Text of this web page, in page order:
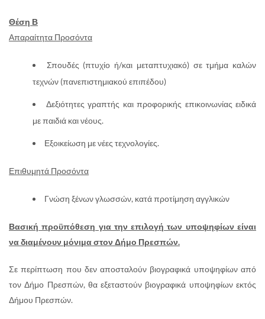
Θέση Β
Απαραίτητα Προσόντα
Σπουδές (πτυχίο ή/και μεταπτυχιακό) σε τμήμα καλών
τεχνών (πανεπιστημιακού επιπέδου)
Δεξιότητες γραπτής και προφορικής επικοινωνίας ειδικά
με παιδιά και νέους.
Εξοικείωση με νέες τεχνολογίες.
Επιθυμητά Προσόντα
Γνώση ξένων γλωσσών, κατά προτίμηση αγγλικών
Βασική προϋπόθεση για την επιλογή των υποψηφίων είναι
να διαμένουν μόνιμα στον Δήμο Πρεσπών.
Σε περίπτωση που δεν αποσταλούν βιογραφικά υποψηφίων από
τον Δήμο Πρεσπών, θα εξεταστούν βιογραφικά υποψηφίων εκτός
Δήμου Πρεσπών.